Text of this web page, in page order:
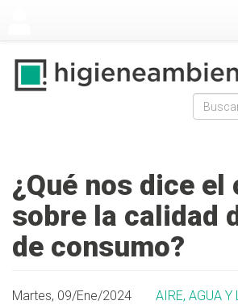
¿Qué nos dice el
sobre la calidad
de consumo?
Martes, 09/Ene/2024 AIRE, AGUA Y